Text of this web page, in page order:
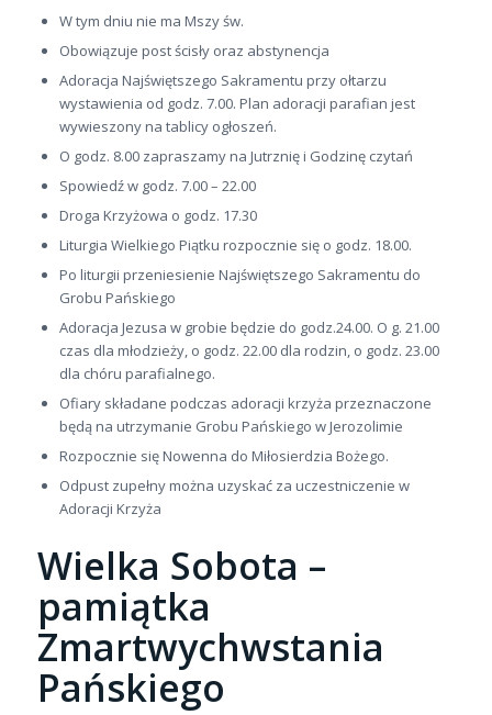
W tym dniu nie ma Mszy św.
Obowiązuje post ścisły oraz abstynencja
Adoracja Najświętszego Sakramentu przy ołtarzu
wystawienia od godz. 7.00. Plan adoracji parafian jest
wywieszony na tablicy ogłoszeń.
O godz. 8.00 zapraszamy na Jutrznię i Godzinę czytań
Spowiedź w godz. 7.00 – 22.00
Droga Krzyżowa o godz. 17.30
Liturgia Wielkiego Piątku rozpocznie się o godz. 18.00.
Po liturgii przeniesienie Najświętszego Sakramentu do
Grobu Pańskiego
Adoracja Jezusa w grobie będzie do godz.24.00. O g. 21.00
czas dla młodzieży, o godz. 22.00 dla rodzin, o godz. 23.00
dla chóru parafialnego.
Ofiary składane podczas adoracji krzyża przeznaczone
będą na utrzymanie Grobu Pańskiego w Jerozolimie
Rozpocznie się Nowenna do Miłosierdzia Bożego.
Odpust zupełny można uzyskać za uczestniczenie w
Adoracji Krzyża
Wielka Sobota –
pamiątka
Zmartwychwstania
Pańskiego